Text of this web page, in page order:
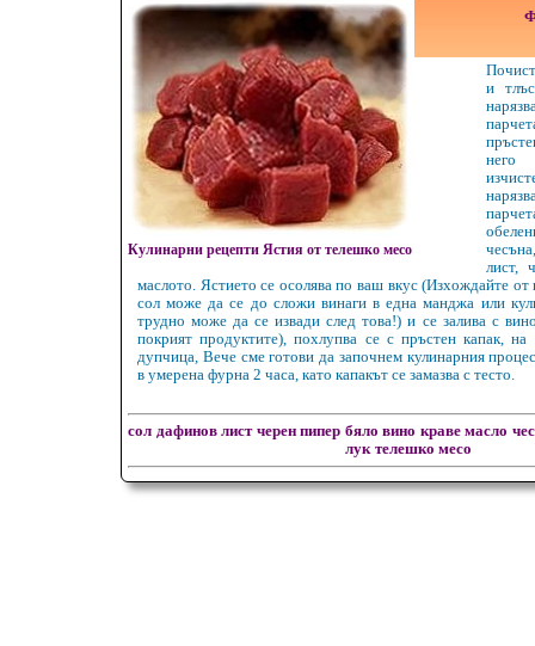
Кулинарни рецепти Ястия от телешко месо
и
него
лист,
маслото. Ястието се осолява по ваш вкус (Изхождайте от
сол може да се до сложи винаги в една манджа или
трудно може да се извади след това!) и се залива с
покрият продуктите), похлупва се с пръстен капак,
дупчица, Вече сме готови да започнем кулинарния
в умерена фурна 2 часа, като капакът се замазва с тесто.
сол дафинов лист черен пипер бяло вино краве масло
лук телешко месо